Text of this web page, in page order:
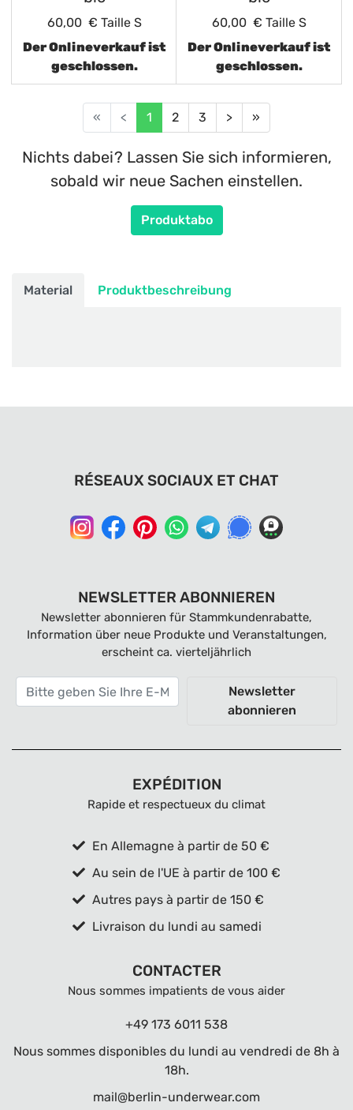
60,00 € Taille S
Der Onlineverkauf ist
geschlossen.
60,00 € Taille S
Der Onlineverkauf ist
geschlossen.
« < 1 2 3 > »
Nichts dabei? Lassen Sie sich informieren,
sobald wir neue Sachen einstellen.
Produktabo
Material Produktbeschreibung
RÉSEAUX SOCIAUX ET CHAT
NEWSLETTER ABONNIEREN
Newsletter abonnieren für Stammkundenrabatte,
Information über neue Produkte und Veranstaltungen,
erscheint ca. vierteljährlich
Newsletter
abonnieren
EXPÉDITION
Rapide et respectueux du climat
En Allemagne à partir de 50 €
Au sein de l'UE à partir de 100 €
Autres pays à partir de 150 €
Livraison du lundi au samedi
CONTACTER
Nous sommes impatients de vous aider
+49 173 6011 538
Nous sommes disponibles du lundi au vendredi de 8h à
18h.
mail@berlin-underwear.com